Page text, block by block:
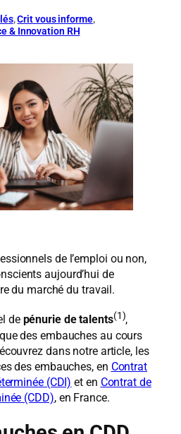
, Crit vous informe,
& Innovation RH
de l’emploi ou non,
aujourd’hui de
du marché du travail.
de pénurie de talents(1),
des embauches au cours
dans notre article, les
des embauches, en Contrat
(CDI) et en Contrat de
(CDD),en France.